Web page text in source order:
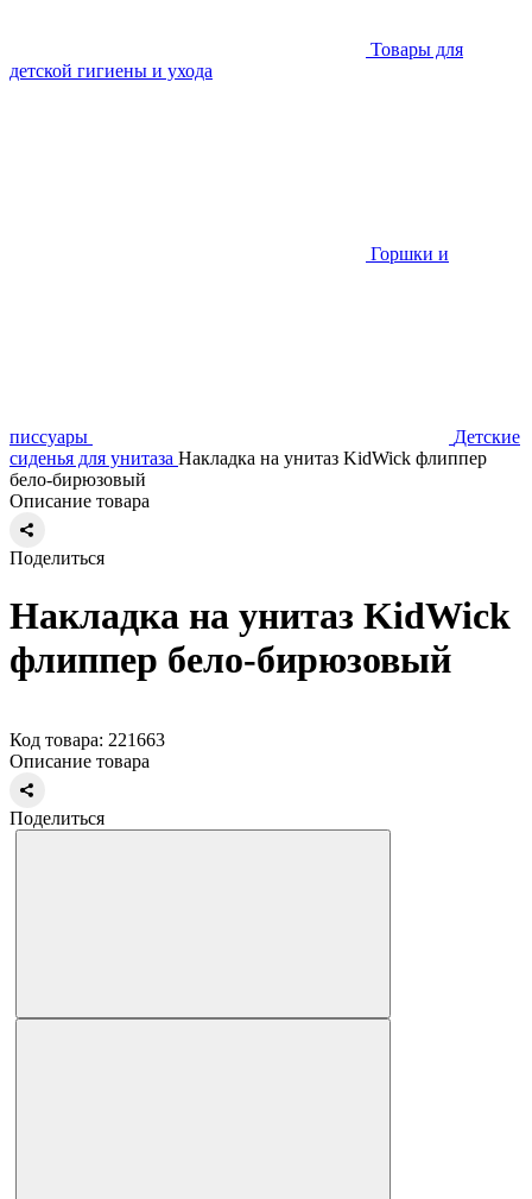
Товары для
детской гигиены и ухода
Горшки и
писсуары
Детские
сиденья для унитаза Накладка на унитаз KidWick флиппер
бело-бирюзовый
Описание товара
Поделиться
Накладка на унитаз KidWick
флиппер бело-бирюзовый
Код товара: 221663
Описание товара
Поделиться